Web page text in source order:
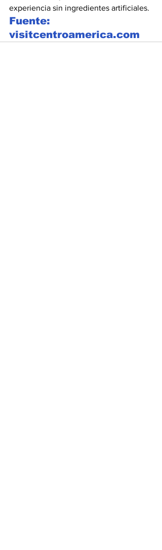
experiencia sin ingredientes artificiales.
Fuente:
visitcentroamerica.com